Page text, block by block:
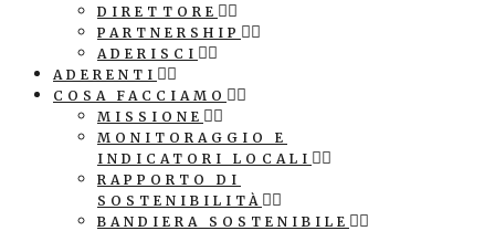
DIRETTORE
PARTNERSHIP
ADERISCI
ADERENTI
COSA FACCIAMO
MISSIONE
MONITORAGGIO E
INDICATORI LOCALI
RAPPORTO DI
SOSTENIBILITÀ
BANDIERA SOSTENIBILE